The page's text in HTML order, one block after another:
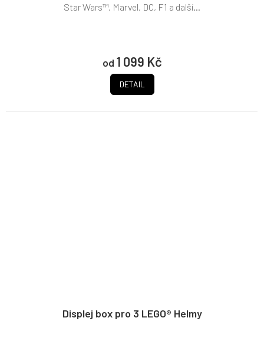
od 1 099 Kč
DETAIL
Star Wars™, Marvel, DC, F1 a další...
Displej box pro 3 LEGO® Helmy